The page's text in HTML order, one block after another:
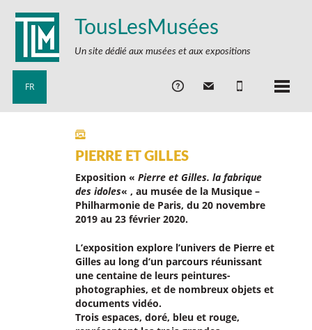
TousLesMusées
Un site dédié aux musées et aux expositions
FR
PIERRE ET GILLES
Exposition « Pierre et Gilles. la fabrique
des idoles« , au musée de la Musique –
Philharmonie de Paris, du 20 novembre
2019 au 23 février 2020.
L’exposition explore l’univers de Pierre et
Gilles au long d’un parcours réunissant
une centaine de leurs peintures-
photographies, et de nombreux objets et
documents vidéo.
Trois espaces, doré, bleu et rouge,